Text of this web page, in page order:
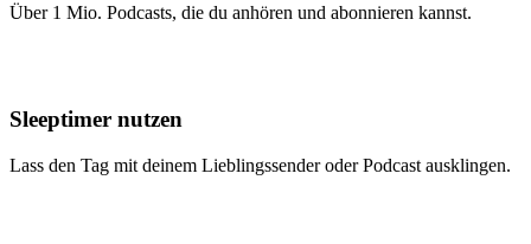
Über 1 Mio. Podcasts, die du anhören und abonnieren kannst.
Sleeptimer nutzen
Lass den Tag mit deinem Lieblingssender oder Podcast ausklingen.